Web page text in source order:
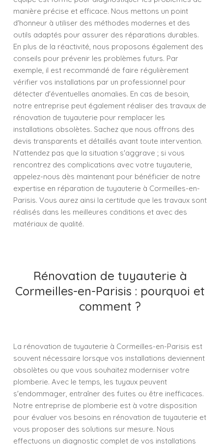
manière précise et efficace. Nous mettons un point
d'honneur à utiliser des méthodes modernes et des
outils adaptés pour assurer des réparations durables.
En plus de la réactivité, nous proposons également des
conseils pour prévenir les problèmes futurs. Par
exemple, il est recommandé de faire régulièrement
vérifier vos installations par un professionnel pour
détecter d'éventuelles anomalies. En cas de besoin,
notre entreprise peut également réaliser des travaux de
rénovation de tuyauterie pour remplacer les
installations obsolètes. Sachez que nous offrons des
devis transparents et détaillés avant toute intervention.
N'attendez pas que la situation s'aggrave ; si vous
rencontrez des complications avec votre tuyauterie,
appelez-nous dès maintenant pour bénéficier de notre
expertise en réparation de tuyauterie à Cormeilles-en-
Parisis. Vous aurez ainsi la certitude que les travaux sont
réalisés dans les meilleures conditions et avec des
matériaux de qualité.
Rénovation de tuyauterie à
Cormeilles-en-Parisis : pourquoi et
comment ?
La rénovation de tuyauterie à Cormeilles-en-Parisis est
souvent nécessaire lorsque vos installations deviennent
obsolètes ou que vous souhaitez moderniser votre
plomberie. Avec le temps, les tuyaux peuvent
s'endommager, entraîner des fuites ou être inefficaces.
Notre entreprise de plomberie est à votre disposition
pour évaluer vos besoins en rénovation de tuyauterie et
vous proposer des solutions sur mesure. Nous
effectuons un diagnostic complet de vos installations